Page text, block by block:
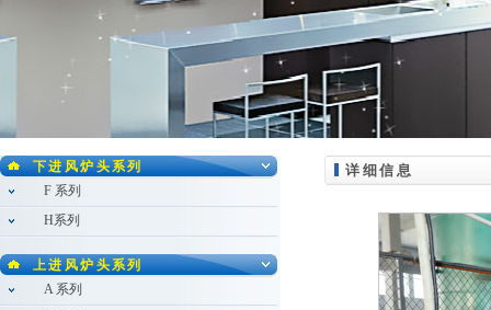
下进风炉头系列
F 系列
H系列
上进风炉头系列
A 系列
详细信息